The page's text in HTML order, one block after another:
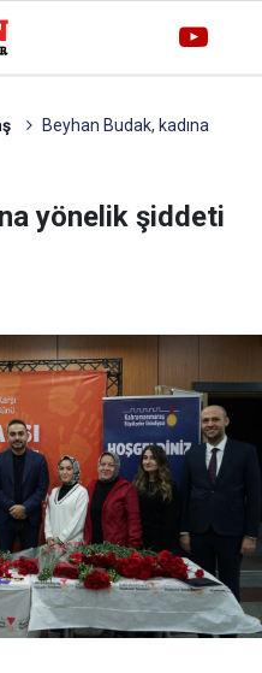
Beyhan Budak, kadına
yönelik şiddeti